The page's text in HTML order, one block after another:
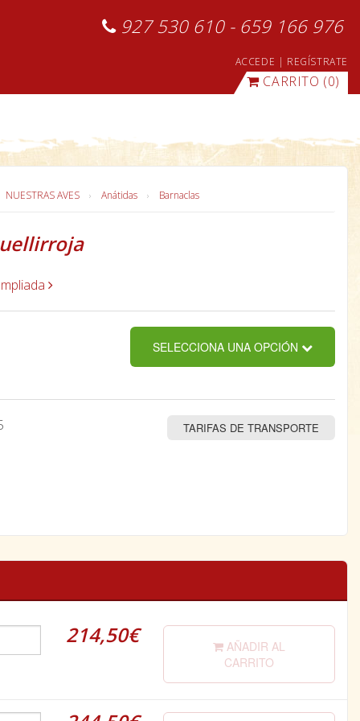
927 530 610 - 659 166 976
ACCEDE | REGÍSTRATE
CARRITO (0)
NUESTRAS AVES Anátidas Barnaclas
SELECCIONA UNA OPCIÓN
TARIFAS DE TRANSPORTE
214,50€
AÑADIR AL
CARRITO